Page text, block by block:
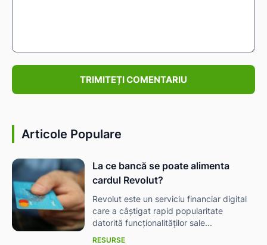
Articole Populare
La ce bancă se poate alimenta
cardul Revolut?
Revolut este un serviciu financiar digital
care a câștigat rapid popularitate
datorită funcționalităților sale...
RESURSE